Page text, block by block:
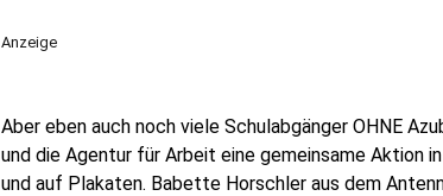
Anzeige
Aber eben auch noch viele Schulabgänger OHNE
und die Agentur für Arbeit eine gemeinsame Aktion
und auf Plakaten. Babette Horschler aus dem